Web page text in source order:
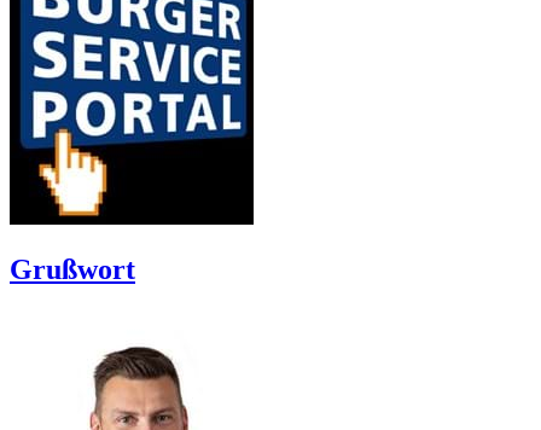
Grußwort